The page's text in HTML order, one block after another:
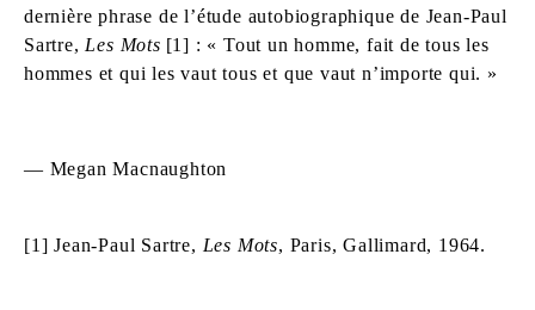
dernière phrase de l’étude autobiographique de Jean-Paul
Sartre, Les Mots [1] : « Tout un homme, fait de tous les
hommes et qui les vaut tous et que vaut n’importe qui. »
— Megan Macnaughton
[1] Jean-Paul Sartre, Les Mots, Paris, Gallimard, 1964.